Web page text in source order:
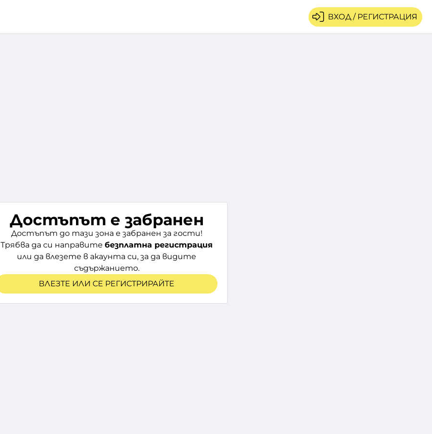
ВХОД / РЕГИСТРАЦИЯ
Достъпът е забранен
Достъпът до тази зона е забранен за гости!
Трябва да си направите безплатна регистрация
или да влезете в акаунта си, за да видите
съдържанието.
ВЛЕЗТЕ ИЛИ СЕ РЕГИСТРИРАЙТЕ